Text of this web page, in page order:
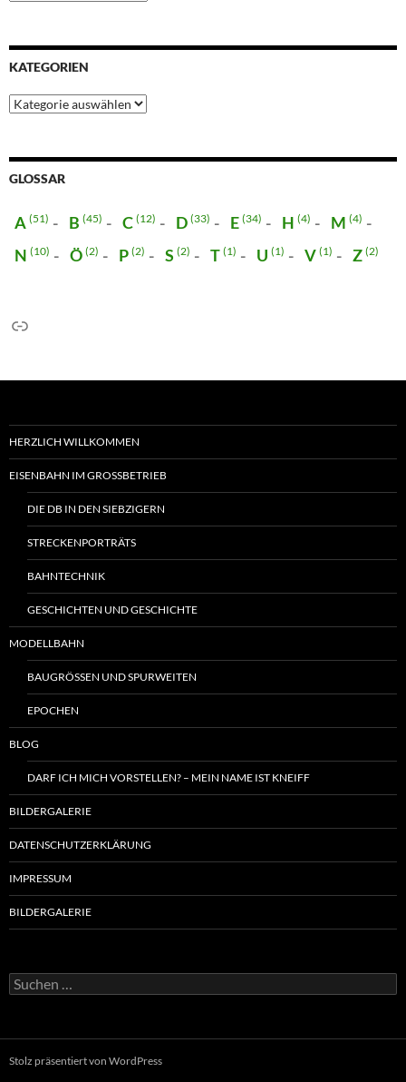
KATEGORIEN
Kategorien
GLOSSAR
A (51) B (45) C (12) D (33) E (34) H (4) M (4)
N (10) Ö (2) P (2) S (2) T (1) U (1) V (1) Z (2)
Link
HERZLICH WILLKOMMEN
EISENBAHN IM GROSSBETRIEB
DIE DB IN DEN SIEBZIGERN
STRECKENPORTRÄTS
BAHNTECHNIK
GESCHICHTEN UND GESCHICHTE
MODELLBAHN
BAUGRÖSSEN UND SPURWEITEN
EPOCHEN
BLOG
DARF ICH MICH VORSTELLEN? – MEIN NAME IST KNEIFF
BILDERGALERIE
DATENSCHUTZERKLÄRUNG
IMPRESSUM
BILDERGALERIE
Suchen
nach:
Stolz präsentiert von WordPress